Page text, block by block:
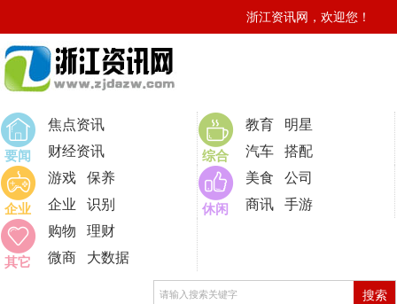
浙江资讯网，欢迎您！
要闻
焦点资讯
财经资讯
综合
教育
明星
汽车
搭配
企业
游戏
保养
企业
识别 休闲
美食
公司
商讯
手游
其它
购物
理财
微商
大数据